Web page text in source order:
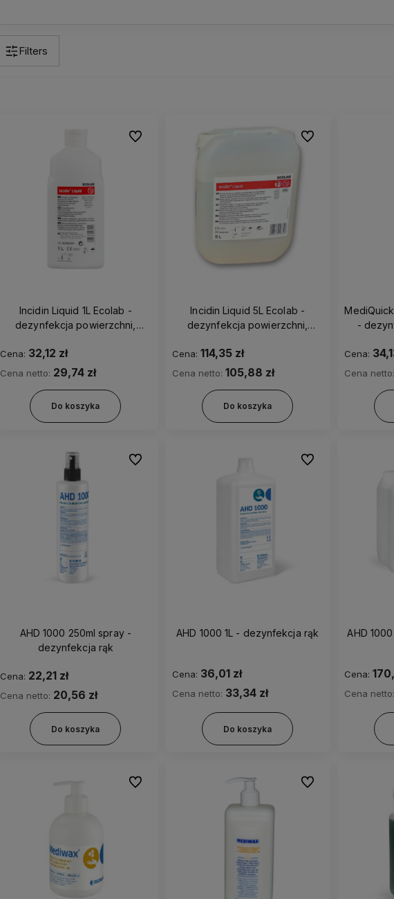
Filters
Incidin Liquid 1L Ecolab -
dezynfekcja powierzchni,
Cena: 32,12 zł
Cena netto: 29,74 zł
Do koszyka
Do ulubionych
Incidin Liquid 5L Ecolab -
dezynfekcja powierzchni,
Cena: 114,35 zł
Cena netto: 105,88 zł
Do koszyka
Do ulubionych
-
Cena:
Cena netto:
AHD 1000 250ml spray -
dezynfekcja rąk
Cena: 22,21 zł
Cena netto: 20,56 zł
Do koszyka
Do ulubionych
AHD 1000 1L - dezynfekcja rąk
Cena: 36,01 zł
Cena netto: 33,34 zł
Do koszyka
Do ulubionych
Cena:
Cena netto:
Do ulubionych Do ulubionych